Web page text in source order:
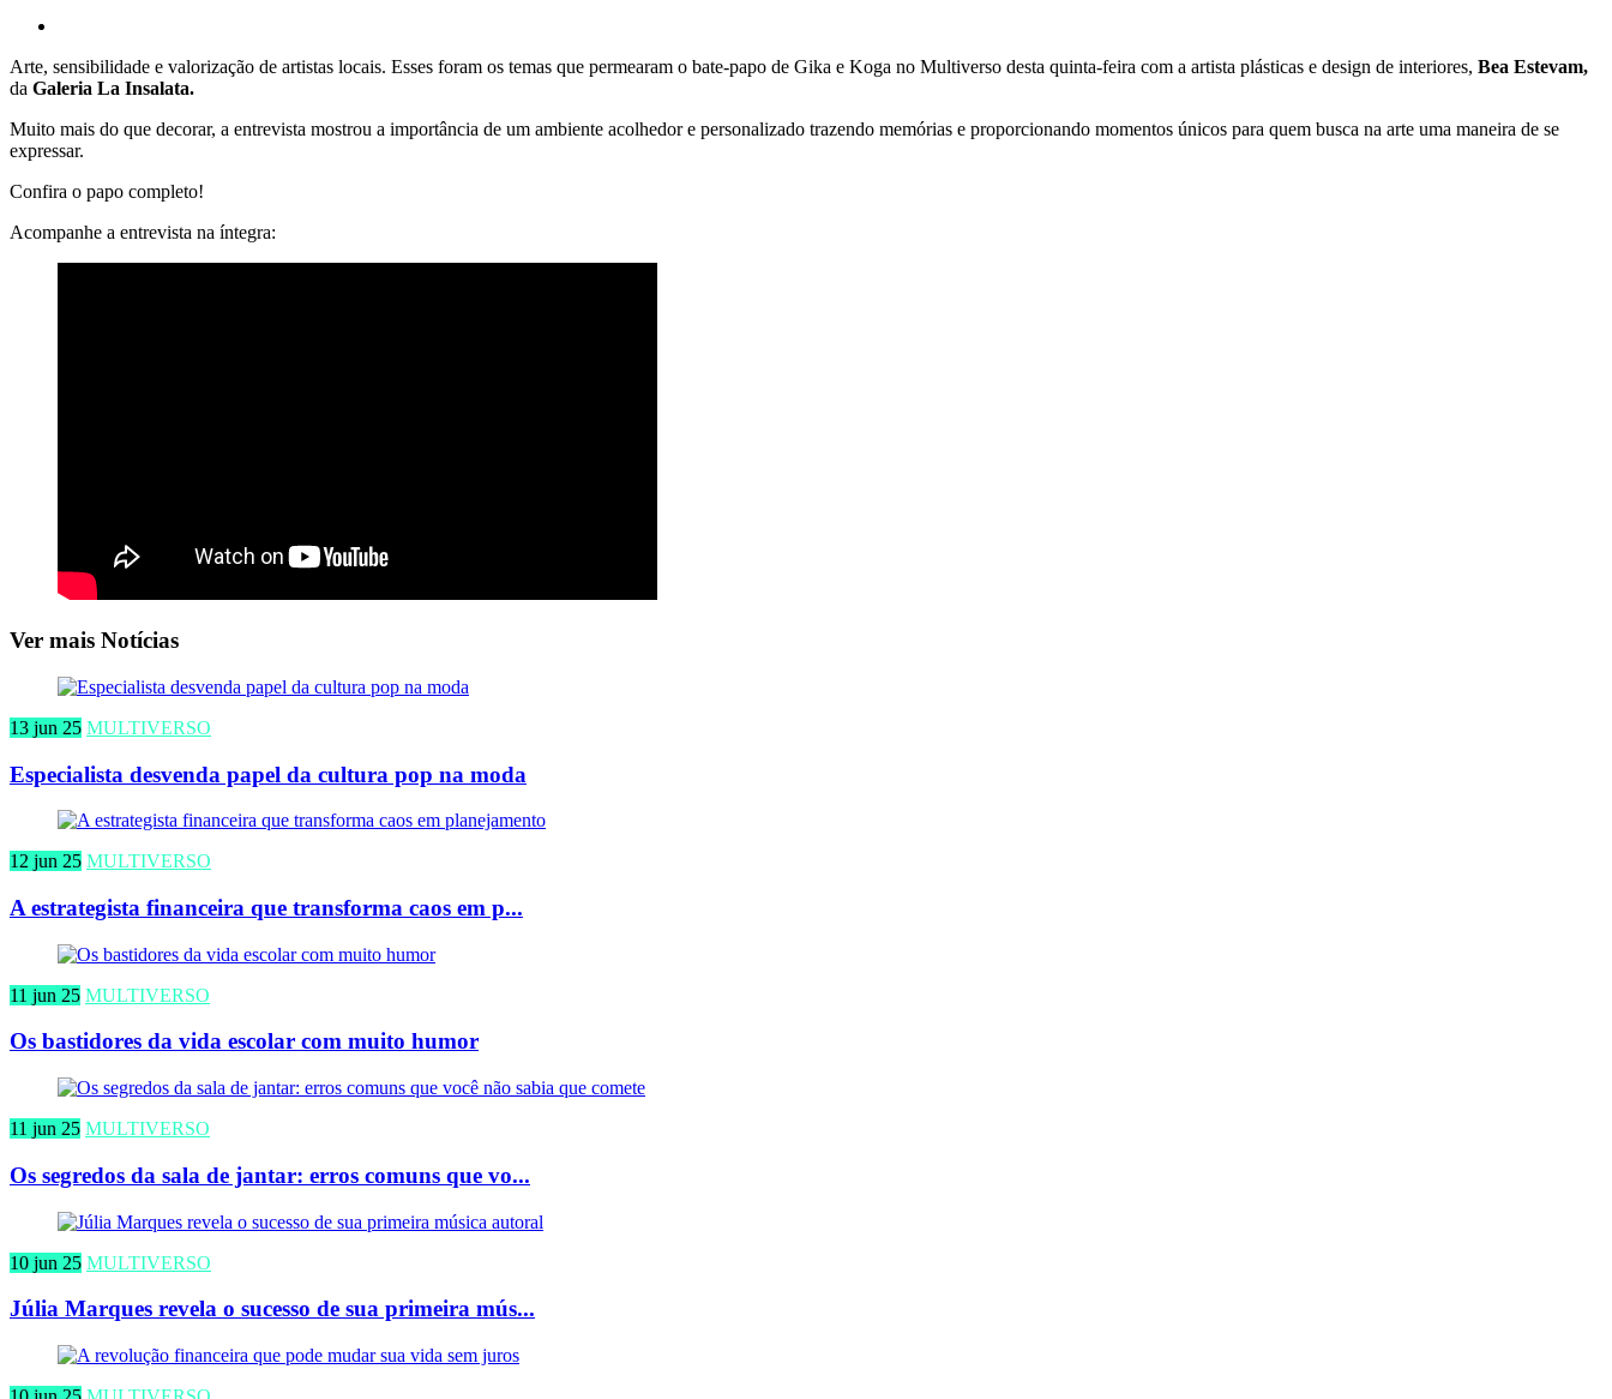
Arte, sensibilidade e valorização de artistas locais. Esses foram os temas que permearam o bate-papo de Gika e Koga no Multiverso desta quinta-feira com a artista plásticas e design de interiores, Bea Estevam,
da Galeria La Insalata.
Muito mais do que decorar, a entrevista mostrou a importância de um ambiente acolhedor e personalizado trazendo memórias e proporcionando momentos únicos para quem busca na arte uma maneira de se
expressar.
Confira o papo completo!
Acompanhe a entrevista na íntegra:
Ver mais Notícias
13 jun 25 MULTIVERSO
Especialista desvenda papel da cultura pop na moda
12 jun 25 MULTIVERSO
A estrategista financeira que transforma caos em p...
11 jun 25 MULTIVERSO
Os bastidores da vida escolar com muito humor
11 jun 25 MULTIVERSO
Os segredos da sala de jantar: erros comuns que vo...
10 jun 25 MULTIVERSO
Júlia Marques revela o sucesso de sua primeira mús...